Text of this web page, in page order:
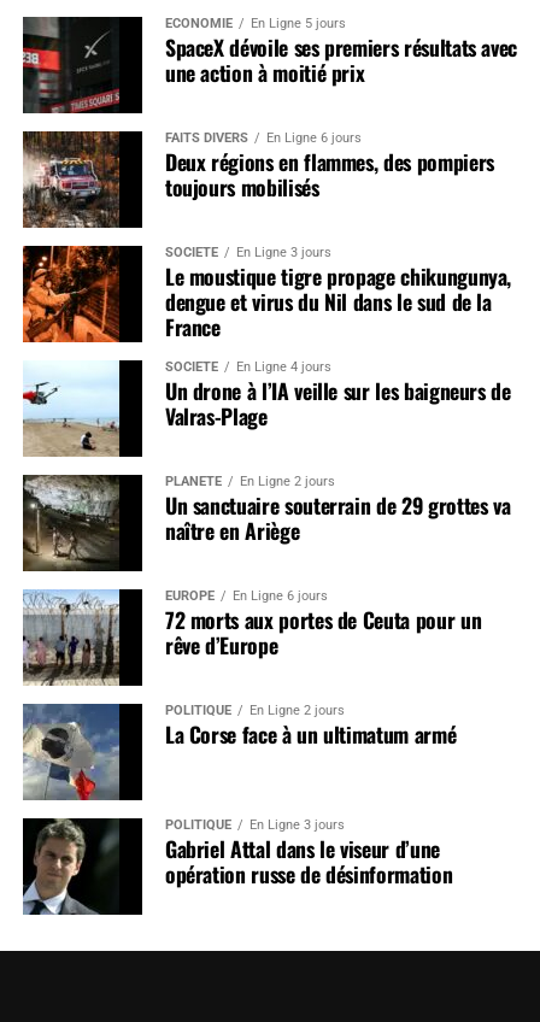
ÉCONOMIE En Ligne 5 jours
SpaceX dévoile ses premiers résultats avec
une action à moitié prix
FAITS DIVERS En Ligne 6 jours
Deux régions en flammes, des pompiers
toujours mobilisés
SOCIÉTÉ En Ligne 3 jours
Le moustique tigre propage chikungunya,
dengue et virus du Nil dans le sud de la
France
SOCIÉTÉ En Ligne 4 jours
Un drone à l’IA veille sur les baigneurs de
Valras-Plage
PLANÈTE En Ligne 2 jours
Un sanctuaire souterrain de 29 grottes va
naître en Ariège
EUROPE En Ligne 6 jours
72 morts aux portes de Ceuta pour un
rêve d’Europe
POLITIQUE En Ligne 2 jours
La Corse face à un ultimatum armé
POLITIQUE En Ligne 3 jours
Gabriel Attal dans le viseur d’une
opération russe de désinformation